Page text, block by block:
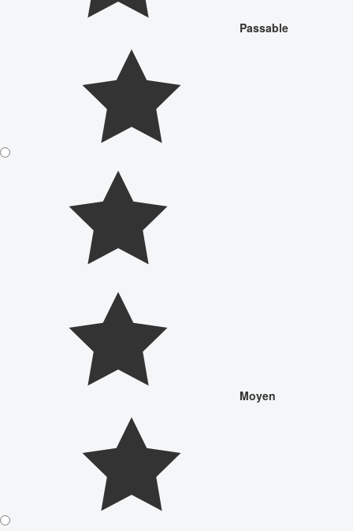
Passable
Moyen